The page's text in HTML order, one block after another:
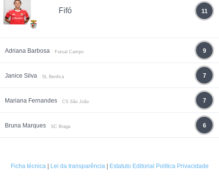
Fifó 11
Adriana Barbosa Futsal Campo 9
Janice Silva SL Benfica 7
Mariana Fernandes CS São João 7
Bruna Marques SC Braga 6
Ficha técnica| Lei da transparência| Estatuto Editorial Politica Privacidade